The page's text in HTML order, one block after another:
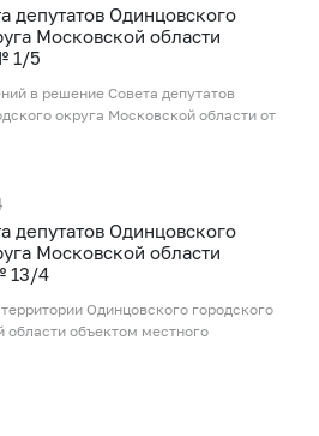
депутатов Одинцовского
Московской области
1/5
в решение Совета депутатов
округа Московской области от
депутатов Одинцовского
Московской области
13/4
Одинцовского городского
области объектом местного